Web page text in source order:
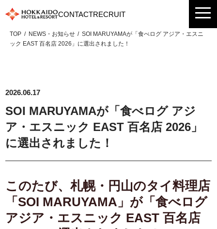
Skip
content
CONTACTRECRUIT
TOP NEWS・お知らせ
SOI MARUYAMAが「食べログ アジア・エスニ
ック EAST 百名店 2026」に選出されました！
2026.06.17
SOI MARUYAMAが「食べログ アジ
ア・エスニック EAST 百名店 2026」
に選出されました！
このたび、札幌・円山のタイ料理店
「SOI MARUYAMA 」が「食べログ
アジア・エスニック EAST 百名店